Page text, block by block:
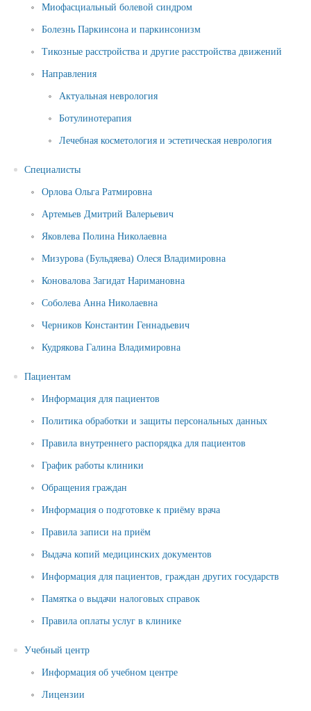
Миофасциальный болевой синдром
Болезнь Паркинсона и паркинсонизм
Тикозные расстройства и другие расстройства движений
Направления
Актуальная неврология
Ботулинотерапия
Лечебная косметология и эстетическая неврология
Специалисты
Орлова Ольга Ратмировна
Артемьев Дмитрий Валерьевич
Яковлева Полина Николаевна
Мизурова (Бульдяева) Олеся Владимировна
Коновалова Загидат Наримановна
Соболева Анна Николаевна
Черников Константин Геннадьевич
Кудрякова Галина Владимировна
Пациентам
Информация для пациентов
Политика обработки и защиты персональных данных
Правила внутреннего распорядка для пациентов
График работы клиники
Обращения граждан
Информация о подготовке к приёму врача
Правила записи на приём
Выдача копий медицинских документов
Информация для пациентов, граждан других государств
Памятка о выдачи налоговых справок
Правила оплаты услуг в клинике
Учебный центр
Информация об учебном центре
Лицензии